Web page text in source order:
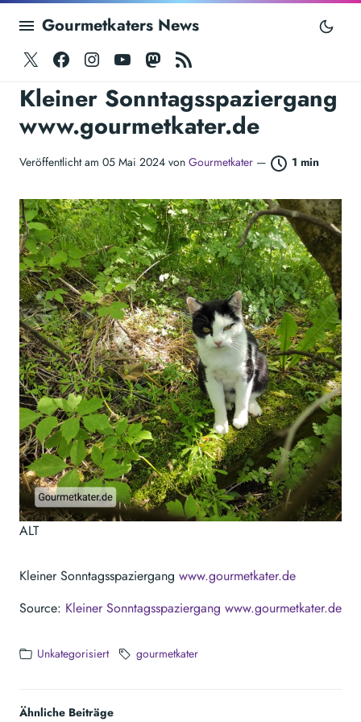
Gourmetkaters News
TwitterFacebook
Instagram
YoutubeMastodon
Kleiner Sonntagsspaziergang
www.gourmetkater.de
Veröffentlicht am 05 Mai 2024 von Gourmetkater — 1 min
ALT
Kleiner Sonntagsspaziergang www.gourmetkater.de
Source: Kleiner Sonntagsspaziergang www.gourmetkater.de
Unkategorisiert gourmetkater
Ähnliche Beiträge